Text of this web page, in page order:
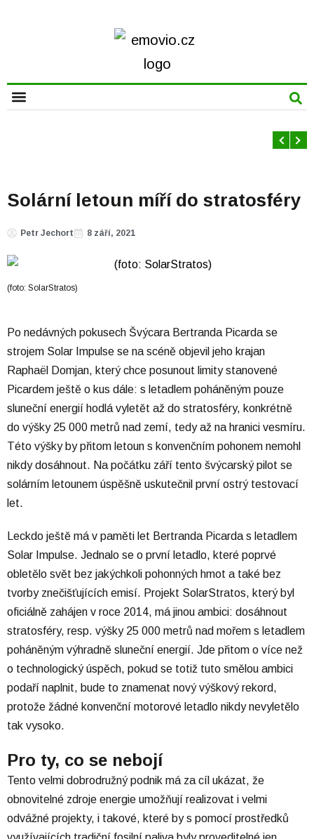
Solární letoun míří do stratosféry
Petr Jechort 8 září, 2021
(foto: SolarStratos)
Po nedávných pokusech Švýcara Bertranda Picarda se
strojem Solar Impulse se na scéně objevil jeho krajan
Raphaël Domjan, který chce posunout limity stanovené
Picardem ještě o kus dále: s letadlem poháněným pouze
sluneční energií hodlá vyletět až do stratosféry, konkrétně
do výšky 25 000 metrů nad zemí, tedy až na hranici vesmíru.
Této výšky by přitom letoun s konvenčním pohonem nemohl
nikdy dosáhnout. Na počátku září tento švýcarský pilot se
solárním letounem úspěšně uskutečnil první ostrý testovací
let.
Leckdo ještě má v paměti let Bertranda Picarda s letadlem
Solar Impulse. Jednalo se o první letadlo, které poprvé
obletělo svět bez jakýchkoli pohonných hmot a také bez
tvorby znečišťujících emisí. Projekt SolarStratos, který byl
oficiálně zahájen v roce 2014, má jinou ambici: dosáhnout
stratosféry, resp. výšky 25 000 metrů nad mořem s letadlem
poháněným výhradně sluneční energií. Jde přitom o více než
o technologický úspěch, pokud se totiž tuto smělou ambici
podaří naplnit, bude to znamenat nový výškový rekord,
protože žádné konvenční motorové letadlo nikdy nevyletělo
tak vysoko.
Pro ty, co se nebojí
Tento velmi dobrodružný podnik má za cíl ukázat, že
obnovitelné zdroje energie umožňují realizovat i velmi
odvážné projekty, i takové, které by s pomocí prostředků